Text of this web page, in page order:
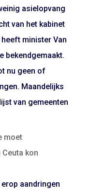
asielopvang
van het kabinet
minister Van
bekendgemaakt.
nu geen of
Maandelijks
van gemeenten
moet
kon
aandringen